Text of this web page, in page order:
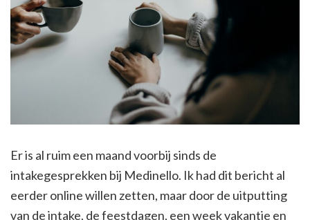
Er is al ruim een maand voorbij sinds de
intakegesprekken bij Medinello. Ik had dit bericht al
eerder online willen zetten, maar door de uitputting
van de intake, de feestdagen, een week vakantie en